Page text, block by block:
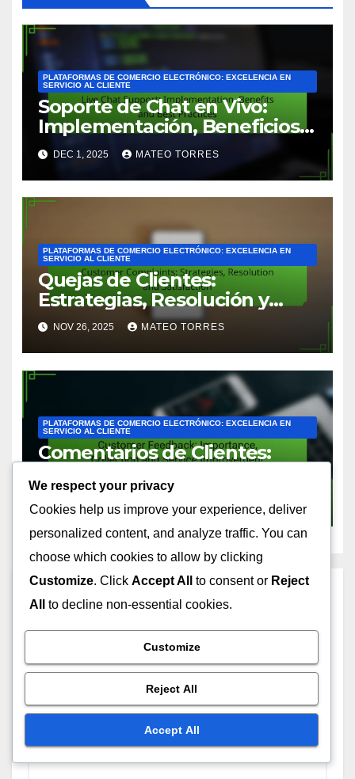
PLATAFORMAS DE COMERCIO ELECTRÓNICO: EXCELENCIA EN
SERVICIO AL CLIENTE
Soporte de Chat en Vivo:
Implementación, Beneficios y
Mejores Prácticas
DEC 1, 2025 MATEO TORRES
PLATAFORMAS DE COMERCIO ELECTRÓNICO: EXCELENCIA EN
SERVICIO AL CLIENTE
Quejas de Clientes:
Estrategias, Resolución y
Satisfacción
NOV 26, 2025 MATEO TORRES
PLATAFORMAS DE COMERCIO ELECTRÓNICO: EXCELENCIA EN
SERVICIO AL CLIENTE
Comentarios de Clientes:
Mejora del Servicio
Leave a Reply
fields are marked*
We respect your privacy
Cookies help us improve your experience, deliver
personalized content, and analyze traffic. You can
choose which cookies to allow by clicking
Customize. Click Accept All to consent or Reject
All
to decline non-essential cookies.
Customize
Reject All
Accept All